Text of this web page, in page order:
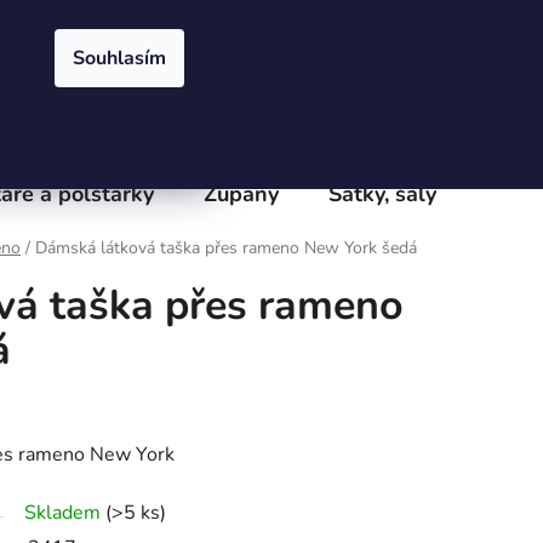
Souhlasím
KOŠÍK
a polštářky Župany Šátky, šály
/ Dámská látková taška přes rameno New York šedá
taška přes rameno
rameno New York
Skladem (>5 ks)